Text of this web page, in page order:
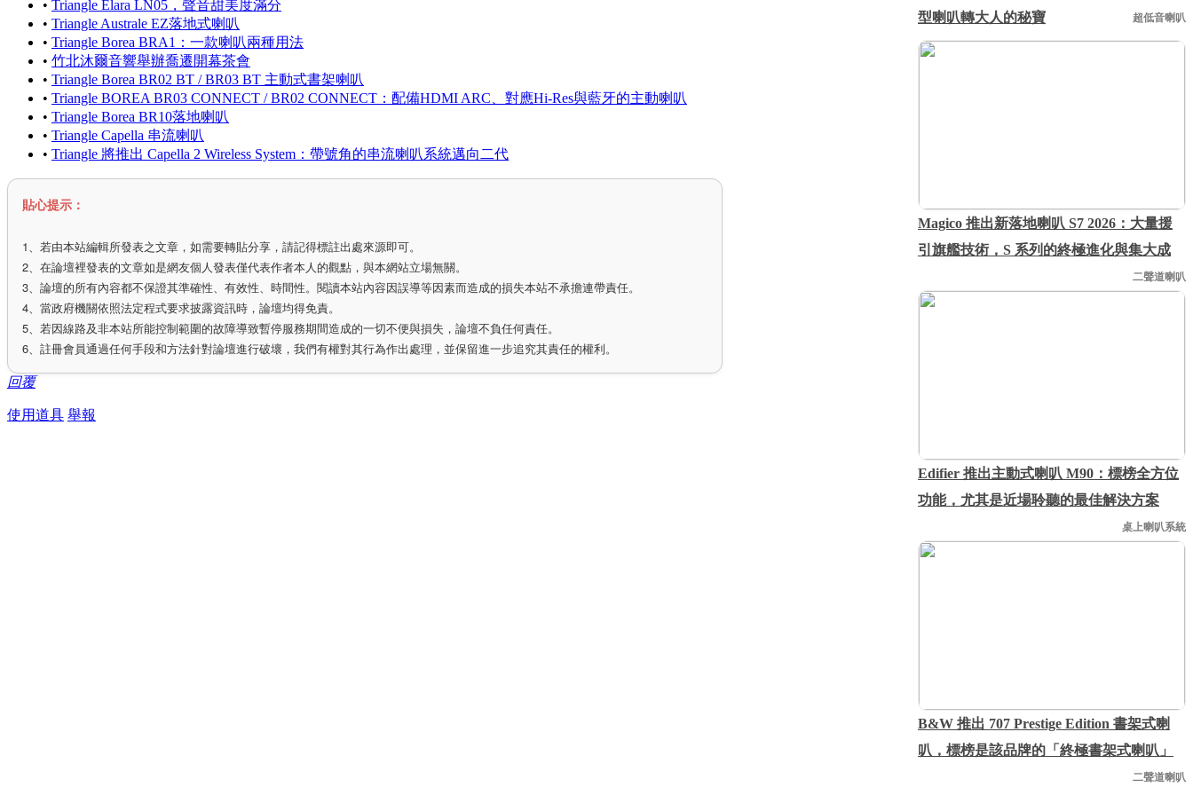
• Triangle Elara LN05，聲音甜美度滿分
• Triangle Australe EZ落地式喇叭
• Triangle Borea BRA1：一款喇叭兩種用法
• 竹北沐爾音響舉辦喬遷開幕茶會
• Triangle Borea BR02 BT / BR03 BT 主動式書架喇叭
• Triangle BOREA BR03 CONNECT / BR02 CONNECT：配備HDMI ARC、對應Hi-Res與藍牙的主動喇叭
• Triangle Borea BR10落地喇叭
• Triangle Capella 串流喇叭
• Triangle 將推出 Capella 2 Wireless System：帶號角的串流喇叭系統邁向二代
貼心提示：
1、若由本站編輯所發表之文章，如需要轉貼分享，請記得標註出處來源即可。
2、在論壇裡發表的文章如是網友個人發表僅代表作者本人的觀點，與本網站立場無關。
3、論壇的所有內容都不保證其準確性、有效性、時間性。閱讀本站內容因誤導等因素而造成的損失本站不承擔連帶責任。
4、當政府機關依照法定程式要求披露資訊時，論壇均得免責。
5、若因線路及非本站所能控制範圍的故障導致暫停服務期間造成的一切不便與損失，論壇不負任何責任。
6、註冊會員通過任何手段和方法針對論壇進行破壞，我們有權對其行為作出處理，並保留進一步追究其責任的權利。
回覆
使用道具 舉報
型喇叭轉大人的秘寶 超低音喇叭
Magico 推出新落地喇叭 S7 2026：大量援
引旗艦技術，S 系列的終極進化與集大成
二聲道喇叭
Edifier 推出主動式喇叭 M90：標榜全方位
功能，尤其是近場聆聽的最佳解決方案
桌上喇叭系統
B&W 推出 707 Prestige Edition 書架式喇
叭，標榜是該品牌的「終極書架式喇叭」
二聲道喇叭